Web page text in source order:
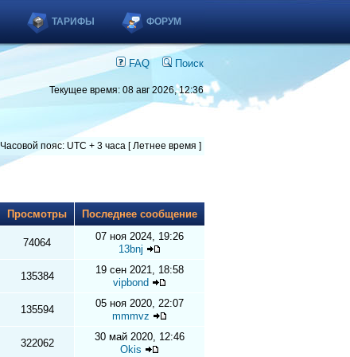
ТАРИФЫ ФОРУМ
FAQ Поиск
Текущее время: 08 авг 2026, 12:36
Часовой пояс: UTC + 3 часа [ Летнее время ]
Просмотры Последнее сообщение
74064
07 ноя 2024, 19:26
13bnj
135384
19 сен 2021, 18:58
vipbond
135594
05 ноя 2020, 22:07
mmmvz
322062
30 май 2020, 12:46
Okis